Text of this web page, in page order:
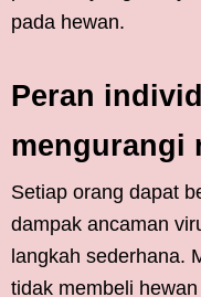
pada hewan.
Peran
mengurangi
Setiap orang dapat
dampak ancaman
langkah sederhana.
tidak membeli